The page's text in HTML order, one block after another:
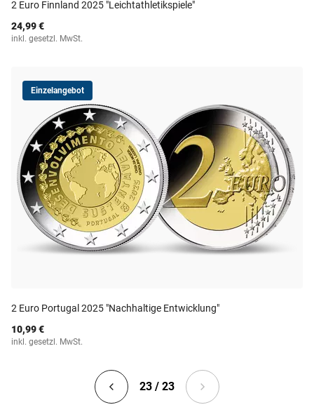
2 Euro Finnland 2025 "Leichtathletikspiele"
24,99 €
inkl. gesetzl. MwSt.
Einzelangebot
2 Euro Portugal 2025 "Nachhaltige Entwicklung"
10,99 €
inkl. gesetzl. MwSt.
23 / 23